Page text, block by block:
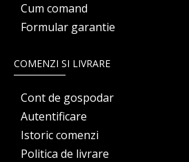
Cum comand
Formular garantie
COMENZI SI LIVRARE
Cont de gospodar
Autentificare
Istoric comenzi
Politica de livrare